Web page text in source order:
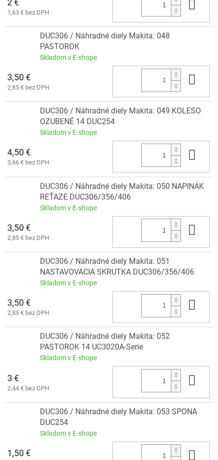
1,63 € bez DPH
DUC306 / Náhradné diely Makita: 048
PASTOROK
Skladom v E-shope
3,50 €
2,85 € bez DPH
DUC306 / Náhradné diely Makita: 049 KOLESO
OZUBENÉ 14 DUC254
Skladom v E-shope
4,50 €
3,66 € bez DPH
DUC306 / Náhradné diely Makita: 050 NAPINÁK
REŤAZE DUC306/356/406
Skladom v E-shope
3,50 €
2,85 € bez DPH
DUC306 / Náhradné diely Makita: 051
NASTAVOVACIA SKRUTKA DUC306/356/406
Skladom v E-shope
3,50 €
2,85 € bez DPH
DUC306 / Náhradné diely Makita: 052
PASTOROK 14 UC3020A-Serie
Skladom v E-shope
3 €
2,44 € bez DPH
DUC306 / Náhradné diely Makita: 053 SPONA
DUC254
Skladom v E-shope
1,50 €